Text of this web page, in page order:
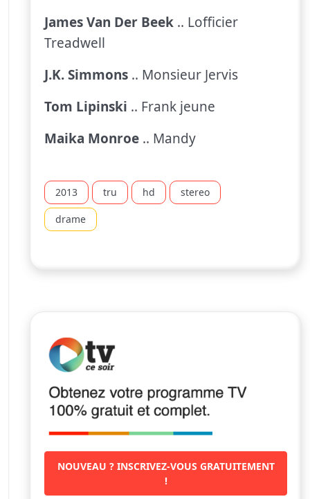
James Van Der Beek .. Lofficier
Treadwell
J.K. Simmons .. Monsieur Jervis
Tom Lipinski .. Frank jeune
Maika Monroe .. Mandy
2013 tru hd stereo
drame
NOUVEAU ? INSCRIVEZ-VOUS GRATUITEMENT
!